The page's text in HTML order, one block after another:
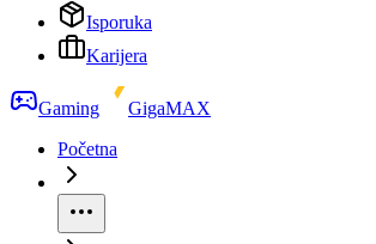
Isporuka
Karijera
Gaming
GigaMAX
Početna